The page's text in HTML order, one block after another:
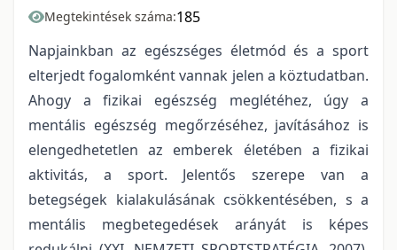
Megtekintések száma:185
Napjainkban az egészséges életmód és a sport
elterjedt fogalomként vannak jelen a köztudatban.
Ahogy a fizikai egészség meglétéhez, úgy a
mentális egészség megőrzéséhez, javításához is
elengedhetetlen az emberek életében a fizikai
aktivitás, a sport. Jelentős szerepe van a
betegségek kialakulásának csökkentésében, s a
mentális megbetegedések arányát is képes